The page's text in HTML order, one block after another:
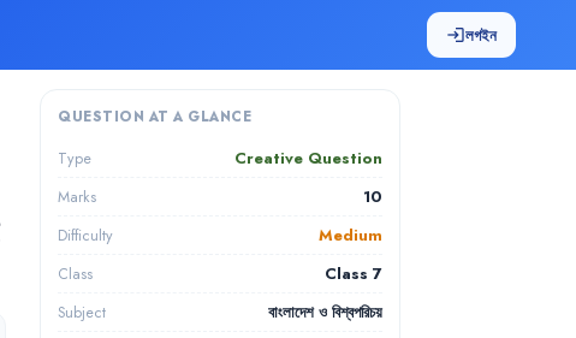
loginলগইন
QUESTION AT A GLANCE
Type Creative Question
Marks 10
Difficulty Medium
Class Class 7
Subject বাংলাদেশ ও বিশ্বপরিচয়